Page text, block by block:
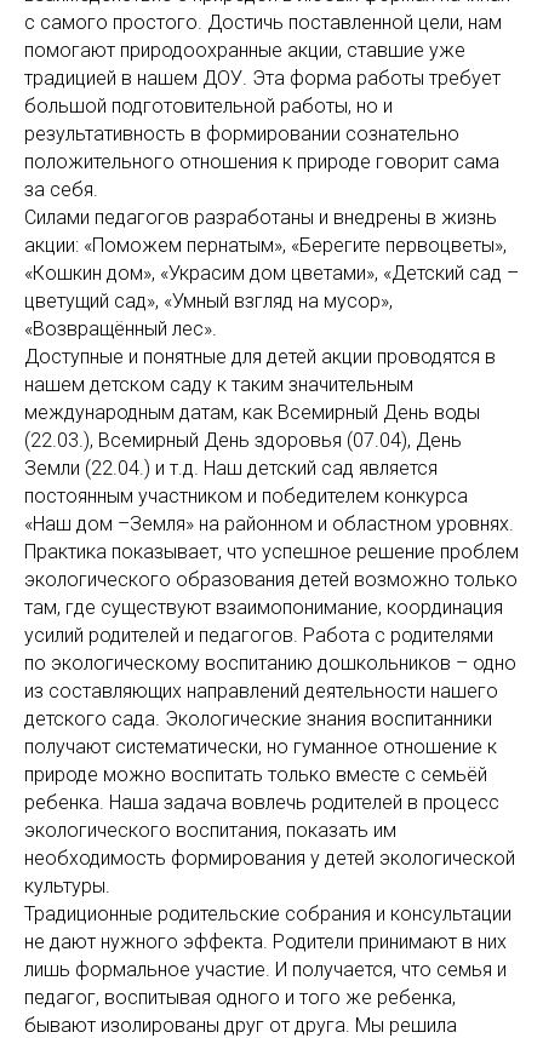
с самого простого. Достичь поставленной цели, нам
помогают природоохранные акции, ставшие уже
традицией в нашем ДОУ. Эта форма работы требует
большой подготовительной работы, но и
результативность в формировании сознательно
положительного отношения к природе говорит сама
за себя.
Силами педагогов разработаны и внедрены в жизнь
акции: «Поможем пернатым», «Берегите первоцветы»,
«Кошкин дом», «Украсим дом цветами», «Детский сад –
цветущий сад», «Умный взгляд на мусор»,
«Возвращённый лес».
Доступные и понятные для детей акции проводятся в
нашем детском саду к таким значительным
международным датам, как Всемирный День воды
(22.03.), Всемирный День здоровья (07.04), День
Земли (22.04.) и т.д. Наш детский сад является
постоянным участником и победителем конкурса
«Наш дом –Земля» на районном и областном уровнях.
Практика показывает, что успешное решение проблем
экологического образования детей возможно только
там, где существуют взаимопонимание, координация
усилий родителей и педагогов. Работа с родителями
по экологическому воспитанию дошкольников – одно
из составляющих направлений деятельности нашего
детского сада. Экологические знания воспитанники
получают систематически, но гуманное отношение к
природе можно воспитать только вместе с семьёй
ребенка. Наша задача вовлечь родителей в процесс
экологического воспитания, показать им
необходимость формирования у детей экологической
культуры.
Традиционные родительские собра­ния и консультации
не дают нужно­го эффекта. Родители принимают в них
лишь формальное участие. И полу­чается, что семья и
педагог, воспи­тывая одного и того же ребенка,
бывают изолированы друг от друга. Мы реши­ла